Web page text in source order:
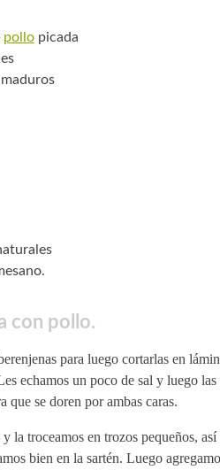
pollopicada
con pollo.
para luego cortarlas en
echamos un poco de sal y luego
que se doren por ambas caras.
la troceamos en trozos pequeños,
bien en la sartén. Luego